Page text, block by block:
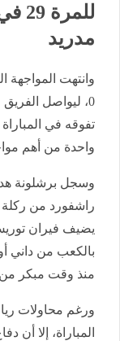
مدريد
0، ليواصل
تفوقه في
واحدة من أهم
وسجل برشلونة
راشفورد من ركلة
بالكعب من داني
منذ وقت مبكر من
ورغم محاولات
المباراة، إلا أن